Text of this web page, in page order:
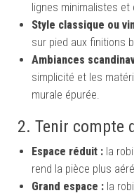
lignes minimalistes et
Style classique ou
sur pied aux finitions
Ambiances
simplicité et les
murale épurée.
2. Tenir compte
Espace réduit : la
rend la pièce plus
Grand espace : la